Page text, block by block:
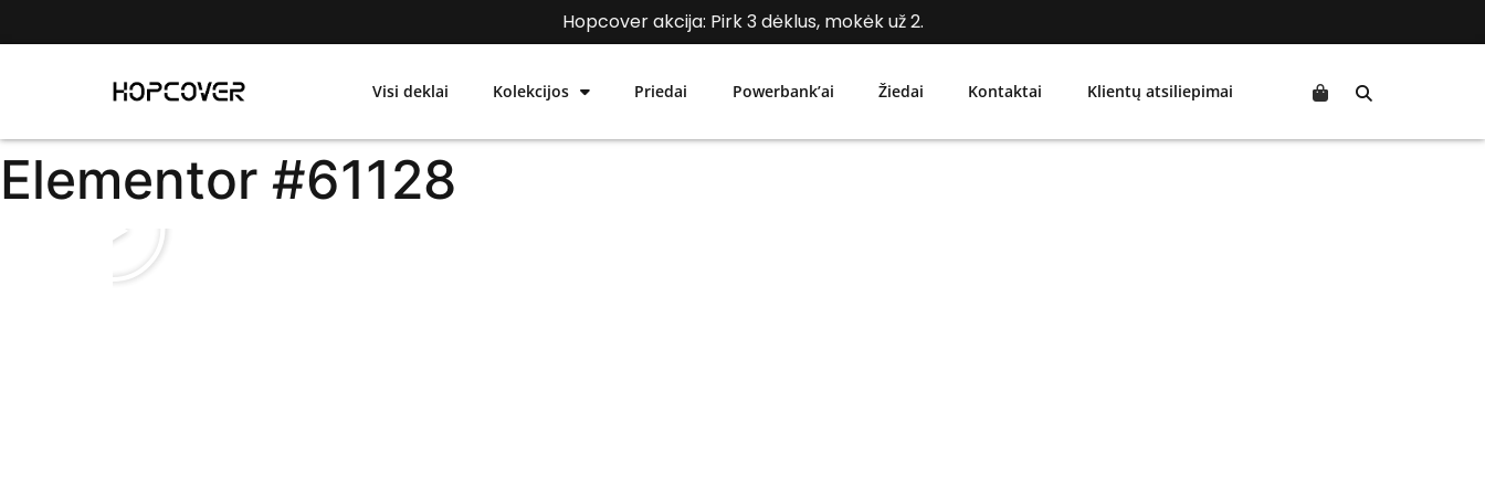
Hopcover akcija: Pirk 3 dėklus, mokėk už 2.
Visi deklai Kolekcijos Priedai Powerbank’ai Žiedai Kontaktai Klientų atsiliepimai
Elementor #61128